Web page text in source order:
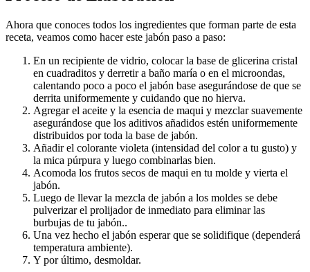
Ahora que conoces todos los ingredientes que forman parte de esta
En un recipiente de vidrio, colocar la base de glicerina cristal
en cuadraditos y derretir a baño maría o en el microondas,
calentando poco a poco el jabón base asegurándose de que se
derrita uniformemente y cuidando que no hierva.
Agregar el aceite y la esencia de maqui y mezclar suavemente
asegurándose que los aditivos añadidos estén uniformemente
distribuidos por toda la base de jabón.
Añadir el colorante violeta (intensidad del color a tu gusto) y
la mica púrpura y luego combinarlas bien.
Acomoda los frutos secos de maqui en tu molde y vierta el
jabón.
Luego de llevar la mezcla de jabón a los moldes se debe
pulverizar el prolijador de inmediato para eliminar las
burbujas de tu jabón..
Una vez hecho el jabón esperar que se solidifique (dependerá
temperatura ambiente).